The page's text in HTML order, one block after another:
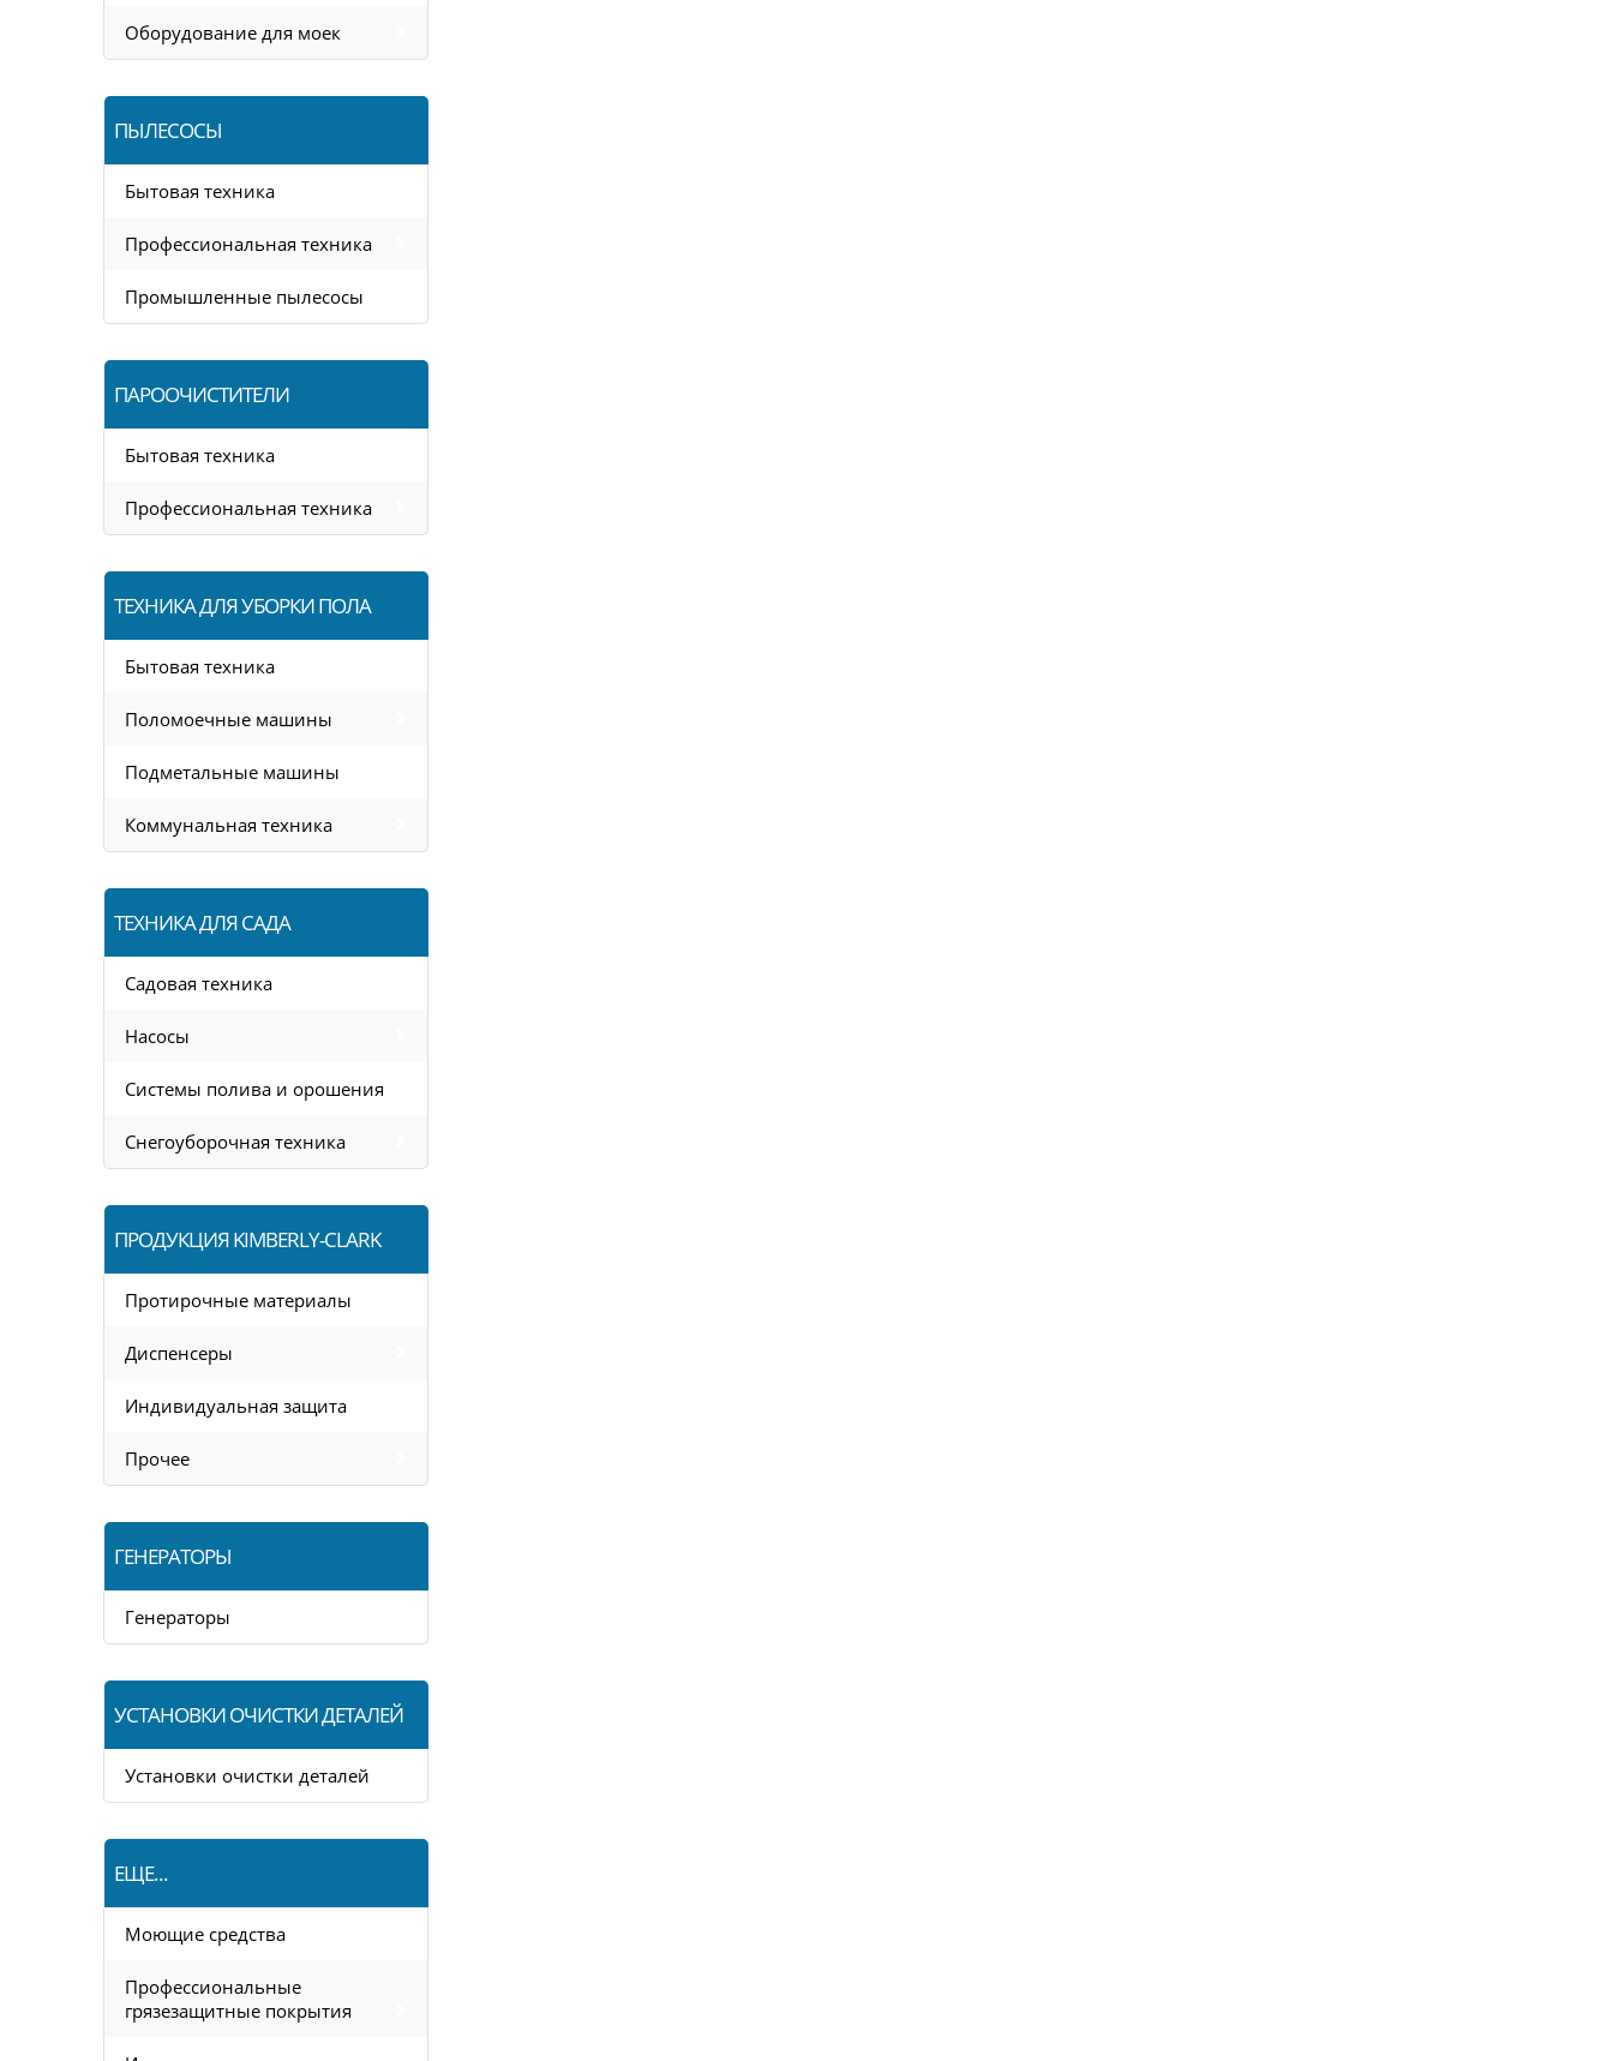
Оборудование для моек
ПЫЛЕСОСЫ
Бытовая техника
Профессиональная техника
Промышленные пылесосы
ПАРООЧИСТИТЕЛИ
Бытовая техника
Профессиональная техника
ТЕХНИКА ДЛЯ УБОРКИ ПОЛА
Бытовая техника
Поломоечные машины
Подметальные машины
Коммунальная техника
ТЕХНИКА ДЛЯ САДА
Садовая техника
Насосы
Системы полива и орошения
Снегоуборочная техника
ПРОДУКЦИЯ KIMBERLY-CLARK
Протирочные материалы
Диспенсеры
Индивидуальная защита
Прочее
ГЕНЕРАТОРЫ
Генераторы
УСТАНОВКИ ОЧИСТКИ ДЕТАЛЕЙ
Установки очистки деталей
ЕЩЕ...
Моющие средства
Профессиональные
грязезащитные покрытия